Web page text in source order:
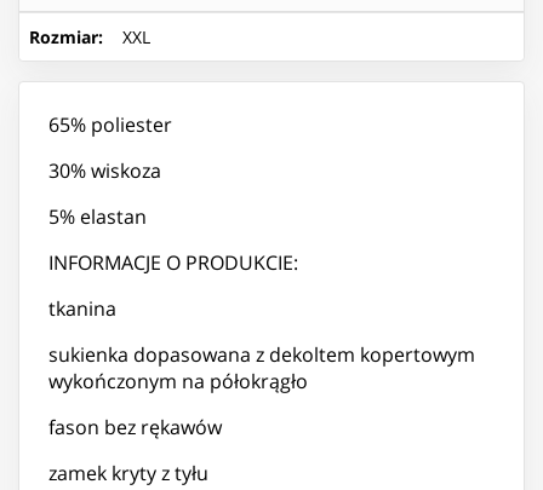
Rozmiar: XXL
65% poliester
30% wiskoza
5% elastan
INFORMACJE O PRODUKCIE:
tkanina
sukienka dopasowana z dekoltem kopertowym
wykończonym na półokrągło
fason bez rękawów
zamek kryty z tyłu